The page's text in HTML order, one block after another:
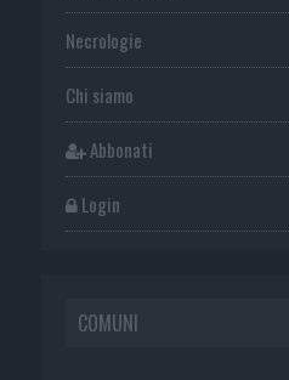
Necrologie
Chi siamo
Abbonati
Login
COMUNI